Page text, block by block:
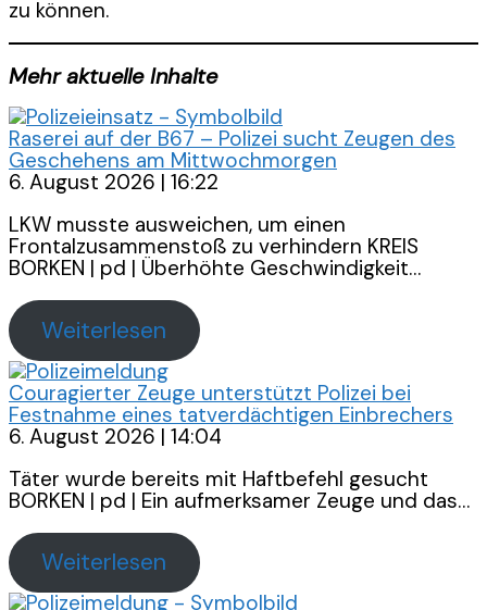
zu können.
Mehr aktuelle Inhalte
Raserei auf der B67 – Polizei sucht Zeugen des
Geschehens am Mittwochmorgen
6. August 2026 | 16:22
LKW musste ausweichen, um einen
Frontalzusammenstoß zu verhindern KREIS
BORKEN | pd | Überhöhte Geschwindigkeit…
Weiterlesen
Couragierter Zeuge unterstützt Polizei bei
Festnahme eines tatverdächtigen Einbrechers
6. August 2026 | 14:04
Täter wurde bereits mit Haftbefehl gesucht
BORKEN | pd | Ein aufmerksamer Zeuge und das…
Weiterlesen